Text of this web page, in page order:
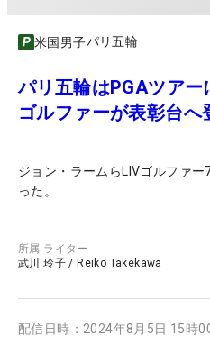
米国男子パリ五輪
パリ五輪はPGAツア
ゴルファーが表彰台へ
ジョン・ラームらLIVゴルファ
った。
所属 ライター
武川 玲子 / Reiko Takekawa
配信日時： 2024年8月5日 15時